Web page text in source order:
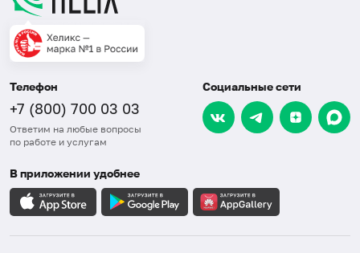
Телефон
+7 (800) 700 03 03
Ответим на любые вопросы
по работе и услугам
Социальные сети
В приложении удобнее